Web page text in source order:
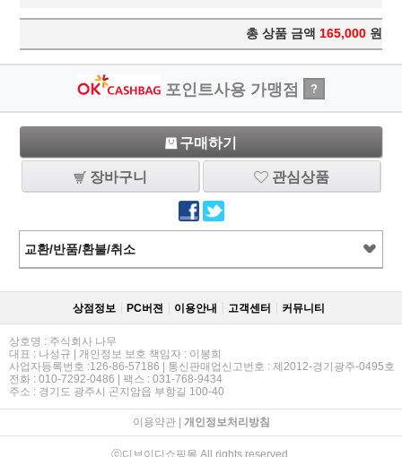
총 상품 금액 165,000 원
포인트사용 가맹점 ?
구매하기
장바구니 관심상품
교환/반품/환불/취소
상점정보 PC버젼 이용안내 고객센터 커뮤니티
상호명 : 주식회사 나무
대표 : 나성규 | 개인정보 보호 책임자 : 이봉희
사업자등록번호 :126-86-57186 | 통신판매업신고번호 : 제2012-경기광주-0495호
전화 : 010-7292-0486 | 팩스 : 031-768-9434
주소 : 경기도 광주시 곤지암읍 부항길 100-40
이용약관| 개인정보처리방침
ⓒ디브이디쇼핑몰 All rights reserved.